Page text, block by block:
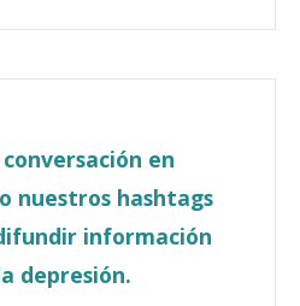
en
nuestros hashtags
información
depresión.